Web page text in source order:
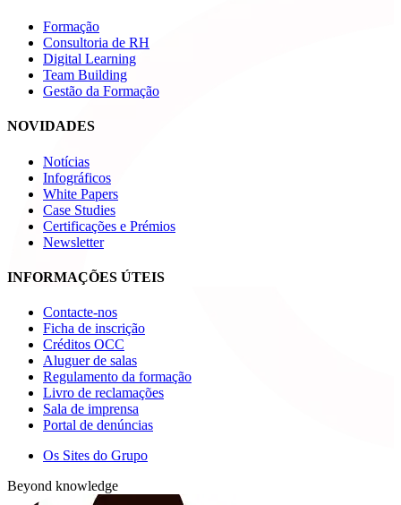
Formação
Consultoria de RH
Digital Learning
Team Building
Gestão da Formação
NOVIDADES
Notícias
Infográficos
White Papers
Case Studies
Certificações e Prémios
Newsletter
INFORMAÇÕES ÚTEIS
Contacte-nos
Ficha de inscrição
Créditos OCC
Aluguer de salas
Regulamento da formação
Livro de reclamações
Sala de imprensa
Portal de denúncias
Os Sites do Grupo
Beyond knowledge